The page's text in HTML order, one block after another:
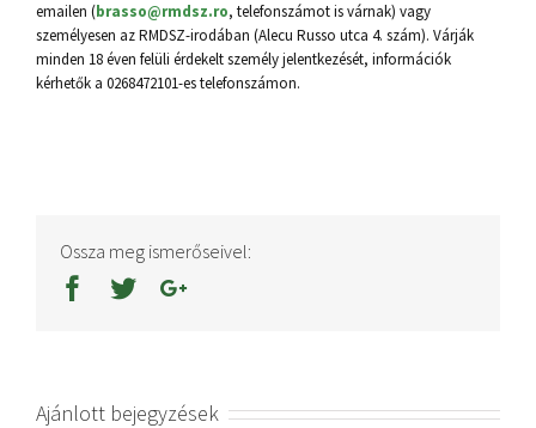
emailen (brasso@rmdsz.ro, telefonszámot is várnak) vagy
személyesen az RMDSZ-irodában (Alecu Russo utca 4. szám). Várják
minden 18 éven felüli érdekelt személy jelentkezését, információk
kérhetők a 0268472101-es telefonszámon.
Ossza meg ismerőseivel:
Ajánlott bejegyzések